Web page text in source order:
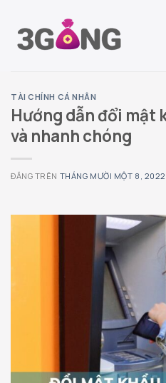
đến
TÀI CHÍNH CÁ NHÂN
Hướng dẫn đổi mật
và nhanh chóng
ĐĂNG TRÊN THÁNG MƯỜI MỘT 8, 2022